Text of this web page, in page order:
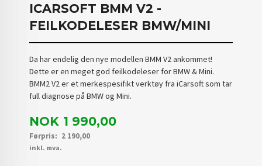
ICARSOFT BMM V2 -
FEILKODELESER BMW/MINI
Da har endelig den nye modellen BMM V2 ankommet!
Dette er en meget god feilkodeleser for BMW & Mini.
BMM2 V2 er et merkespesifikt verktøy fra iCarsoft som tar
full diagnose på BMW og Mini.
Tilbud
NOK 1 990,00
Førpris: 2 190,00
Rabatt
inkl. mva.